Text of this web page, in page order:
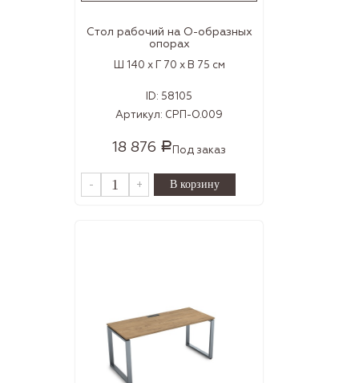
Стол рабочий на О-образных
опорах
Ш 140 x Г 70 x В 75 см
ID: 58105
Артикул: СРП-О.009
18 876 Р Под заказ
- +